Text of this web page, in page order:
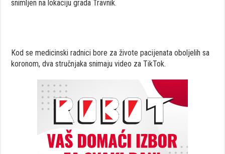
snimljen na lokaciju grada Travnik.
Kod se medicinski radnici bore za živote pacijenata oboljelih sa
koronom, dva stručnjaka snimaju video za TikTok.